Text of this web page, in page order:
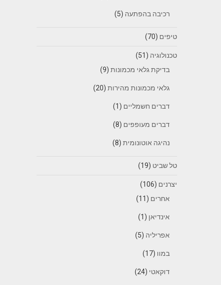
רכיבה בהפתעה (5)
טיפים (70)
טכנולוגיה (51)
בדיקת גלאי מכמונות(9)
גלאי מכמונות מהירות(20)
דברים חשמליים (1)
דברים מעופפים (8)
נהיגה אוטונומית(8)
טל שביט (19)
יצרנים (106)
אחרים (11)
אינדיאן (1)
אפריליה (5)
במוו (17)
דוקאטי (24)